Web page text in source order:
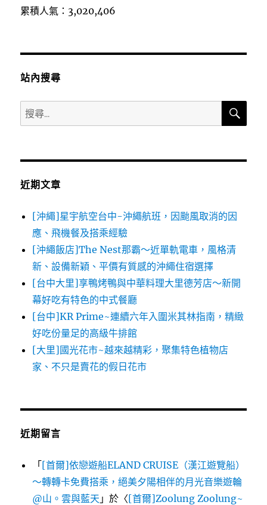
累積人氣：3,020,406
站內搜尋
搜
尋
鍵
搜
近期文章
[沖繩]星宇航空台中-沖繩航班，因颱風取消的因
應、飛機餐及搭乘經驗
[沖繩飯店]The Nest那霸～近單軌電車，風格清
新、設備新穎、平價有質感的沖繩住宿選擇
[台中大里]享鴨烤鴨與中華料理大里德芳店～新開
幕好吃有特色的中式餐廳
[台中]KR Prime~連續六年入圍米其林指南，精緻
好吃份量足的高級牛排館
[大里]國光花市~越來越精彩，聚集特色植物店
家、不只是賣花的假日花市
近期留言
「[首爾]依戀遊船ELAND CRUISE（漢江遊覽船）
～轉轉卡免費搭乘，絕美夕陽相伴的月光音樂遊輪
@山。雲與藍天 」於〈[首爾]Zoolung Zoolung~